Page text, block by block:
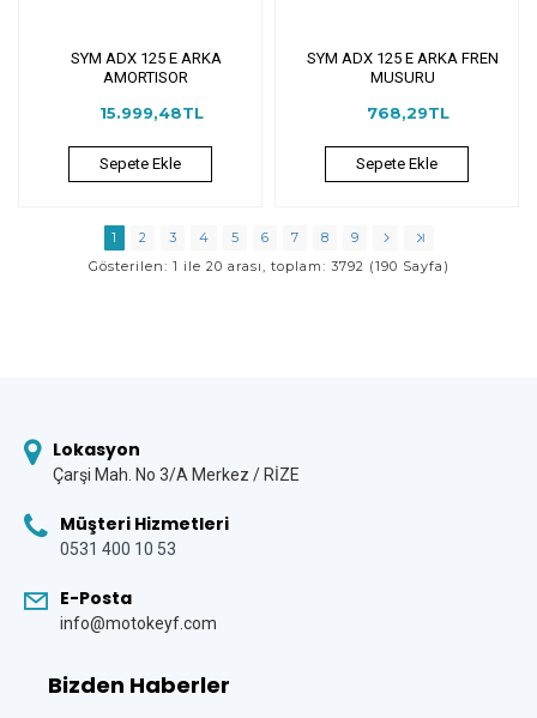
SYM ADX 125 E ARKA
AMORTISOR
15.999,48TL
Sepete Ekle
SYM ADX 125 E ARKA FREN
MUSURU
768,29TL
Sepete Ekle
1 2 3 4 5 6 7 8
9
Gösterilen: 1 ile 20 arası, toplam: 3792 (190 Sayfa)
Lokasyon
Çarşi Mah. No 3/A Merkez / RİZE
Müşteri Hizmetleri
0531 400 10 53
E-Posta
info@motokeyf.com
Bizden Haberler